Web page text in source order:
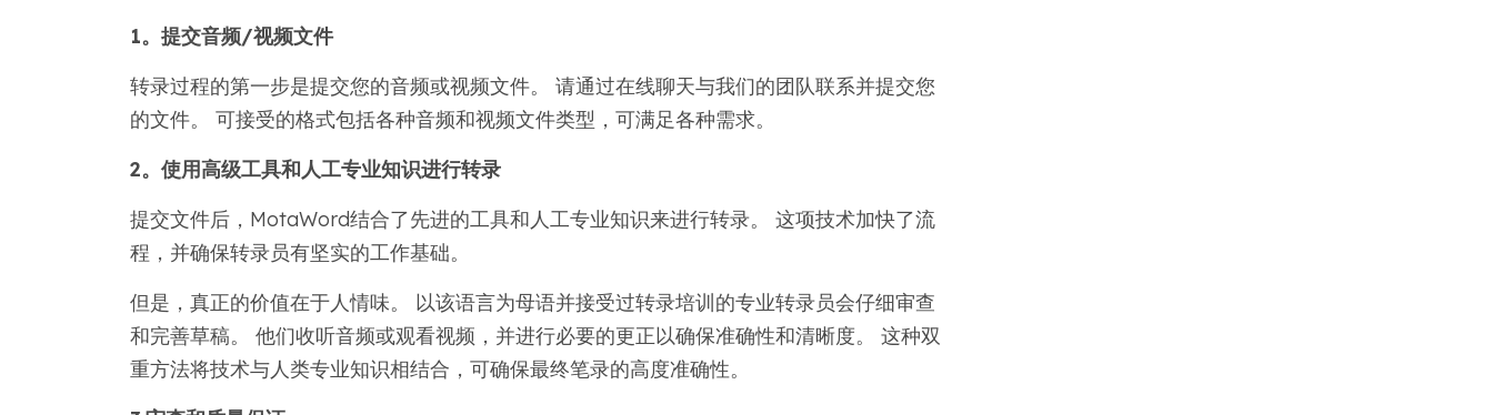
1。提交音频/视频文件
转录过程的第一步是提交您的音频或视频文件。 请通过在线聊天与我们的团队联系并提交您
的文件。 可接受的格式包括各种音频和视频文件类型，可满足各种需求。
2。使用高级工具和人工专业知识进行转录
提交文件后，MotaWord结合了先进的工具和人工专业知识来进行转录。 这项技术加快了流
程，并确保转录员有坚实的工作基础。
但是，真正的价值在于人情味。 以该语言为母语并接受过转录培训的专业转录员会仔细审查
和完善草稿。 他们收听音频或观看视频，并进行必要的更正以确保准确性和清晰度。 这种双
重方法将技术与人类专业知识相结合，可确保最终笔录的高度准确性。